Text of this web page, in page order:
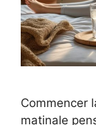
Commencer
matinale